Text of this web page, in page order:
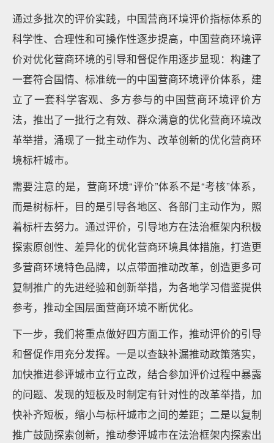
通过多批次的评价实践，中国营商环境评价指标体系的
科学性、合理性和可操作性逐步提高，中国营商环境评
价对优化营商环境的引导和督促作用逐步显现：构建了
一套符合国情、标准统一的中国营商环境评价体系，建
立了一套科学客观、多方参与的中国营商环境评价方
法，推出了一批行之有效、群众满意的优化营商环境改
革举措，涌现了一批主动作为、改革创新的优化营商环
境标杆城市。
需要注意的是，营商环境“评价”体系不是“考核”体系，
而是树标杆，目的是引导各地区、各部门主动作为，照
着标杆去努力。通过评价，引导地方在法治框架内积极
探索原创性、差异化的优化营商环境具体措施，打造更
多营商环境特色品牌，以点带面推动改革，创造更多可
复制推广的先进经验和创新举措，为各地学习借鉴提供
参考，推动全国层面营商环境不断优化。
下一步，我们将重点做好四方面工作，推动评价的引导
和督促作用充分发挥。一是以查缺补漏推动政策落实，
加快推进参评城市立行立改，结合参加评价过程中暴露
的问题、发现的短板及时制定有针对性的改革举措，加
快补齐短板，缩小与标杆城市之间的差距；二是以复制
推广鼓励探索创新，推动参评城市在法治框架内探索出